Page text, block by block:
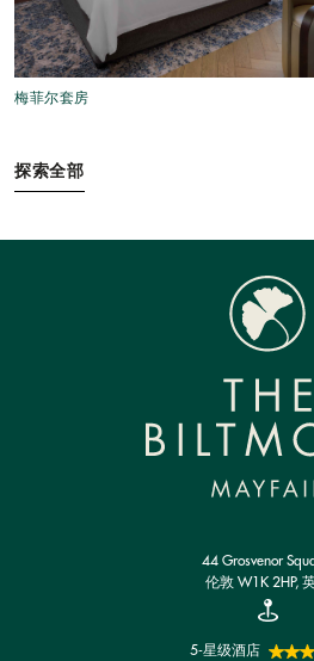
梅菲尔套房
探索全部
44 Grosvenor
伦敦 W1K 2HP,
5-星级酒店